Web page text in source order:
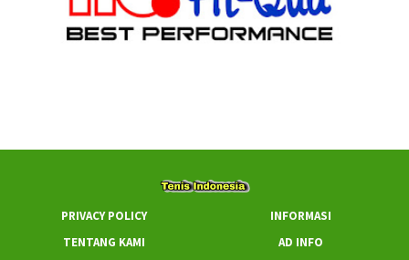
PRIVACY POLICY
INFORMASI
TENTANG KAMI
AD INFO